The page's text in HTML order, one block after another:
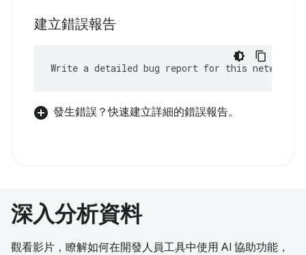
建立錯誤報告
Write a detailed bug report for this network
發生錯誤？快速建立詳細的錯誤報告。
深入分析資料
觀看影片，瞭解如何在開發人員工具中使用 AI 協助功能，